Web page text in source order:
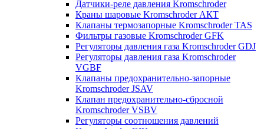
Датчики-реле давления Kromschroder
Краны шаровые Kromschroder АКТ
Клапаны термозапорные Kromschroder TAS
Фильтры газовые Kromschroder GFK
Регуляторы давления газа Kromschroder GDJ
Регуляторы давления газа Kromschroder
VGBF
Клапаны предохранительно-запорные
Kromschroder JSAV
Клапан предохранительно-сбросной
Kromschroder VSBV
Регуляторы соотношения давлений